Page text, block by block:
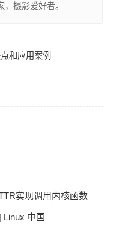
摄影爱好者。
和应用案例
实现调用内核函数
中国